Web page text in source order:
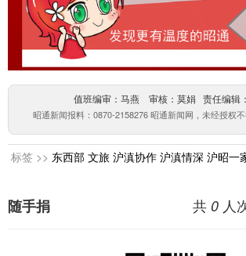
值班编审：马燕 审核：莫娟 责任编辑
昭通新闻报料：0870-2158276 昭通新闻网，未经授权
标签 >> 东西部 文旅 沪滇协作 沪滇情深 沪昭一
共 0 人
随手捐